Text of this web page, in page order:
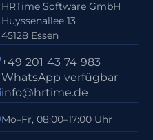
HRTime Software GmbH
Huyssenallee 13
45128 Essen
+49 201 43 74 983
WhatsApp verfügbar
info@hrtime.de
Mo–Fr, 08:00–17:00 Uhr